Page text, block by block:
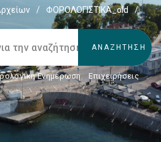
/ ΦΟΡΟΛΟΓΙΣΤΙΚΑ_old /
Ενημέρωση, Επιχειρήσεις